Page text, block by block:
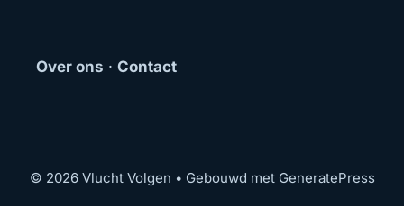
Over ons · Contact
© 2026 Vlucht Volgen • Gebouwd met GeneratePress